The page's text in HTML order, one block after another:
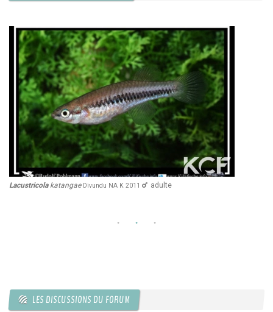
Lacustricolakatangae Divundu NA K 2011 adulte
LES DISCUSSIONS DU FORUM